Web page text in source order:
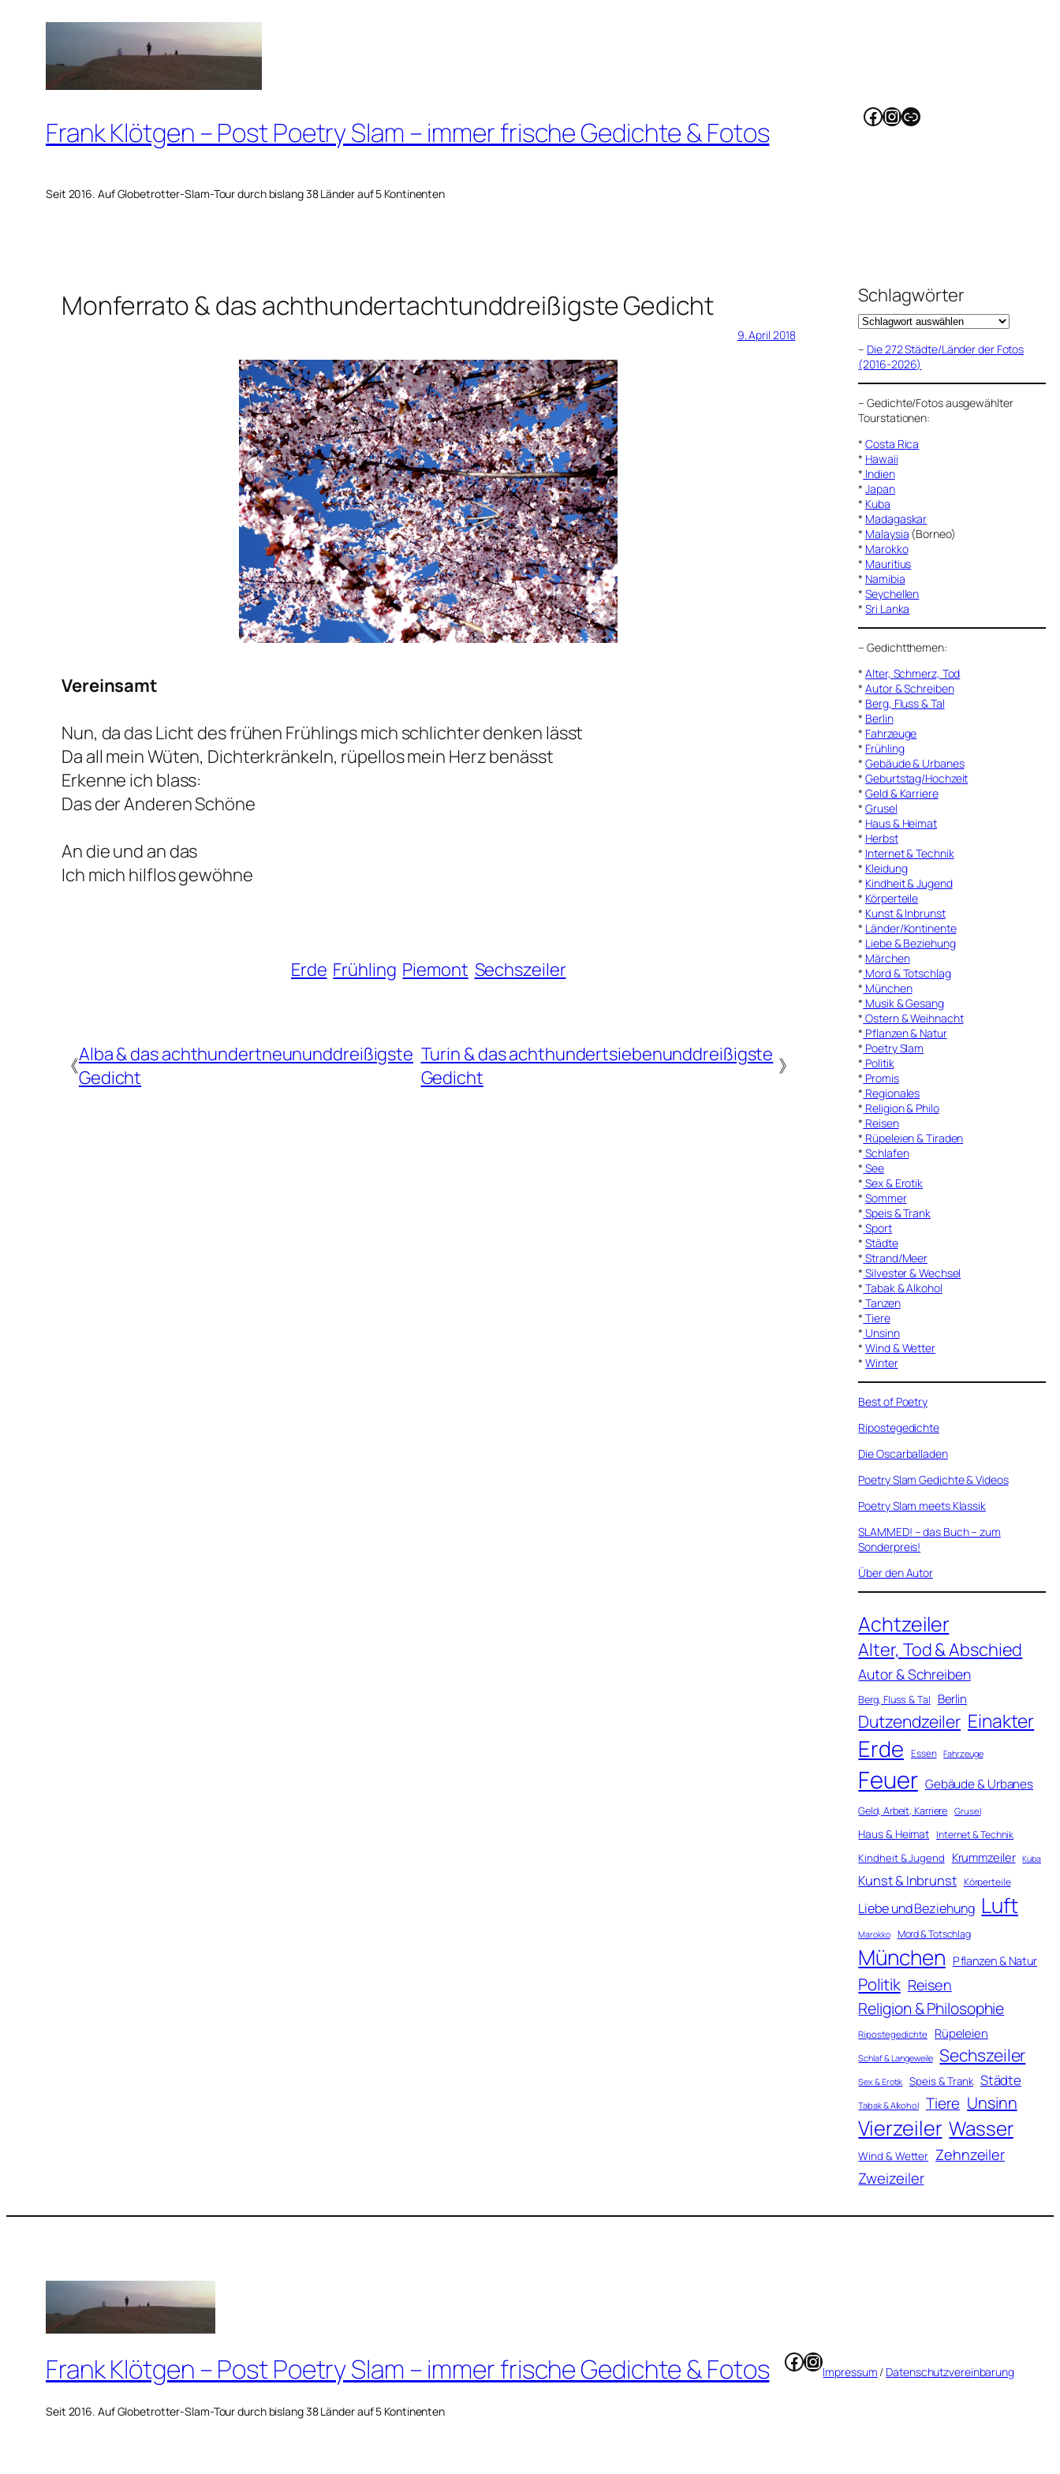
springen
Frank Klötgen – Post Poetry Slam – immer frische Gedichte & Fotos
Seit 2016. Auf Globetrotter-Slam-Tour durch bislang 38 Länder auf 5 Kontinenten
Facebook
Instagram
Link
Monferrato & das achthundertachtunddreißigste Gedicht
9. April 2018
Vereinsamt
Nun, da das Licht des frühen Frühlings mich schlichter denken lässt
Da all mein Wüten, Dichterkränkeln, rüpellos mein Herz benässt
Erkenne ich blass:
Das der Anderen Schöne
An die und an das
Ich mich hilflos gewöhne
Erde Frühling Piemont Sechszeiler
《Alba & das achthundertneununddreißigste
Gedicht
Turin & das achthundertsiebenunddreißigste
Gedicht
》
Schlagwörter
– Die 272 Städte/Länder der Fotos
(2016-2026)
–Gedichte/Fotos ausgewählter
Tourstationen:
*Costa Rica
* Hawaii
* Indien
*Japan
* Kuba
* Madagaskar
* Malaysia (Borneo)
* Marokko
* Mauritius
* Namibia
*Seychellen
*Sri Lanka
–Gedichtthemen:
*Alter, Schmerz, Tod
*Autor & Schreiben
* Berg, Fluss & Tal
* Berlin
* Fahrzeuge
* Frühling
*Gebäude & Urbanes
*Geburtstag/Hochzeit
*Geld & Karriere
*Grusel
* Haus & Heimat
* Herbst
* Internet & Technik
* Kleidung
* Kindheit & Jugend
* Körperteile
* Kunst & Inbrunst
* Länder/Kontinente
* Liebe & Beziehung
* Märchen
* Mord & Totschlag
* München
* Musik & Gesang
* Ostern & Weihnacht
* Pflanzen & Natur
* Poetry Slam
* Politik
* Promis
* Regionales
* Religion & Philo
* Reisen
* Rüpeleien & Tiraden
* Schlafen
* See
* Sex & Erotik
*Sommer
* Speis & Trank
* Sport
*Städte
* Strand/Meer
* Silvester & Wechsel
* Tabak & Alkohol
* Tanzen
* Tiere
* Unsinn
*Wind & Wetter
*Winter
Best of Poetry
Ripostegedichte
Die Oscarballaden
Poetry Slam Gedichte & Videos
Poetry Slam meets Klassik
SLAMMED! – das Buch – zum
Sonderpreis!
Über den Autor
Achtzeiler
Alter, Tod & Abschied
Autor & Schreiben
Berg, Fluss & Tal Berlin
Dutzendzeiler Einakter
Erde Essen Fahrzeuge
Feuer Gebäude & Urbanes
Geld, Arbeit, Karriere Grusel
Haus & Heimat Internet & Technik
Kindheit & Jugend Krummzeiler Kuba
Kunst & Inbrunst Körperteile
Liebe und Beziehung Luft
Marokko Mord & Totschlag
München Pflanzen & Natur
Politik Reisen
Religion & Philosophie
Ripostegedichte Rüpeleien
Schlaf & Langeweile Sechszeiler
Sex & Erotik Speis & Trank Städte
Tabak & Alkohol Tiere Unsinn
Vierzeiler Wasser
Wind & Wetter Zehnzeiler
Zweizeiler
Frank Klötgen – Post Poetry Slam – immer frische Gedichte & Fotos
Seit 2016. Auf Globetrotter-Slam-Tour durch bislang 38 Länder auf 5 Kontinenten
Facebook
Instagram
Impressum / Datenschutzvereinbarung